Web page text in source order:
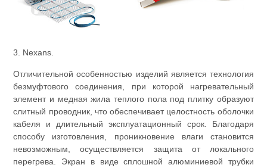
3. Nexans.
Отличительной особенностью изделий является технология
безмуфтового соединения, при которой нагревательный
элемент и медная жила теплого пола под плитку образуют
слитный проводник, что обеспечивает целостность оболочки
кабеля и длительный эксплуатационный срок. Благодаря
способу изготовления, проникновение влаги становится
невозможным, осуществляется защита от локального
перегрева. Экран в виде сплошной алюминиевой трубки